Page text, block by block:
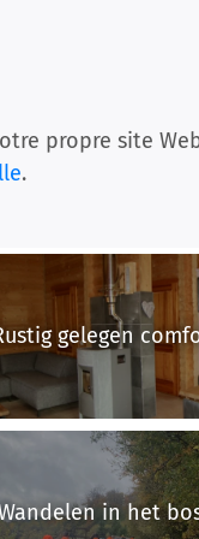
propre site
.
gelegen
in het